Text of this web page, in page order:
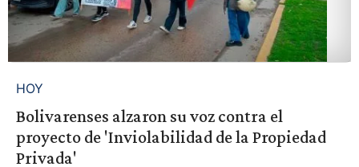
HOY
Bolivarenses alzaron su voz contra el
proyecto de 'Inviolabilidad de la Propiedad
Privada'